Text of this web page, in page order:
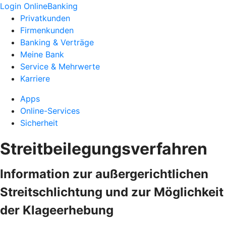
Login OnlineBanking
Privatkunden
Firmenkunden
Banking & Verträge
Meine Bank
Service & Mehrwerte
Karriere
Apps
Online-Services
Sicherheit
Streitbeilegungsverfahren
Information zur außergerichtlichen
Streitschlichtung und zur Möglichkeit
der Klageerhebung